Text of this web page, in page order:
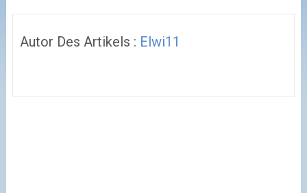
Autor Des Artikels : Elwi11